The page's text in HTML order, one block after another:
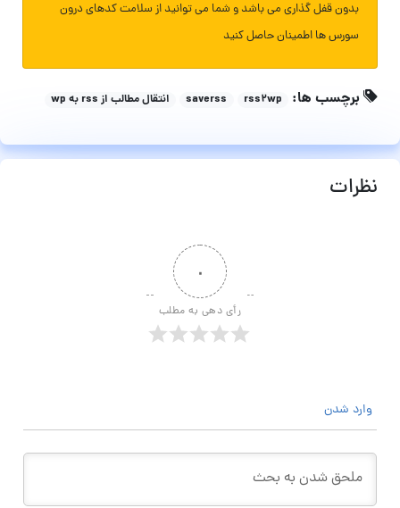
بدون قفل گذاری می باشد و شما می توانید از سلامت کدهای درون
سورس ها اطمینان حاصل کنید
برچسب ها: rss2wp
saverss انتقال مطالب از rss به wp
نظرات
۰
رأی دهی به مطلب
وارد شدن